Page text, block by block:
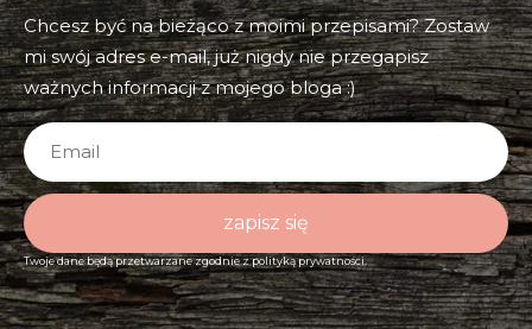
Chcesz być na bieżąco z moimi przepisami? Zostaw
mi swój adres e-mail, już nigdy nie przegapisz
ważnych informacji z mojego bloga :)
zapisz się
Twoje dane będą przetwarzane zgodnie zpolityką prywatności.